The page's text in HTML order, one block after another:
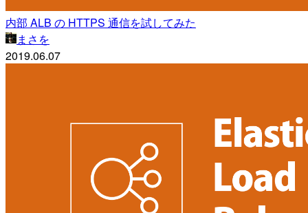
内部 ALB の HTTPS 通信を試してみた
まさを
2019.06.07